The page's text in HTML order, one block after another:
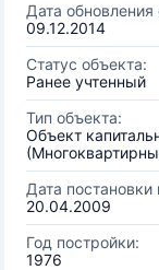
Дата обновления
09.12.2014
Статус объекта:
Ранее учтенный
Тип объекта:
Объект
Дата постановки
20.04.2009
Год постройки:
1976